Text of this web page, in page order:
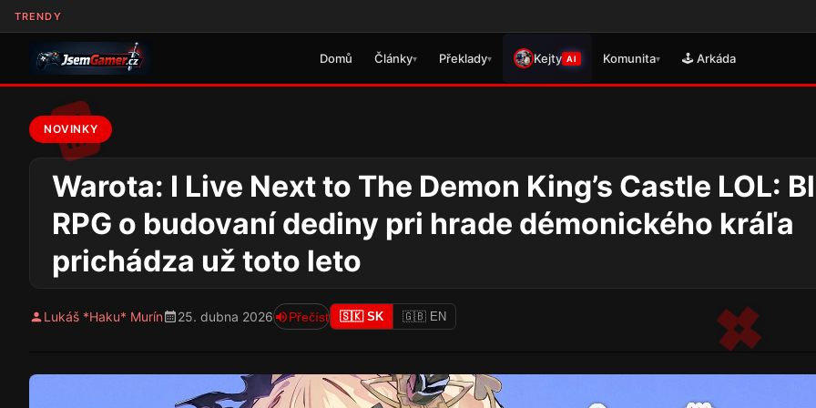
TRENDY 🎮 Právě se vydal
Domů Články▾ Překlady▾ Kejty AI Komunita▾ 🕹️ Arkáda
NOVINKY
Warota: I Live Next to The Demon King’s Castle LOL:
RPG o budovaní dediny pri hrade démonického kráľa
prichádza už toto leto
Lukáš *Haku* Murín 25. dubna 2026 Přečíst 🇸🇰 SK 🇬🇧 EN